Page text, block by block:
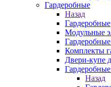
Гардеробные
Назад
Гардеробные
Модульные
Гардеробные
Комплекты
Двери-купе
Назад